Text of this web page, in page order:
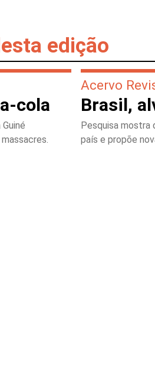
edição
cola
Acervo
Brasil,
Pesquisa mostra
país e propõe